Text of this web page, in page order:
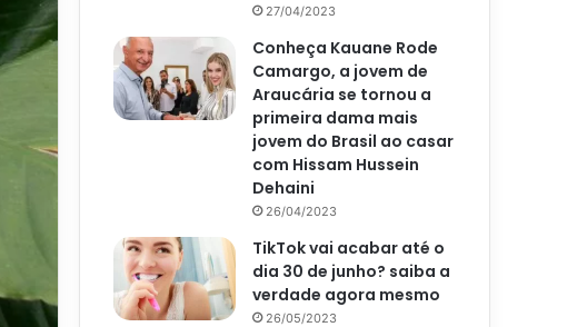
27/04/2023
Conheça Kauane Rode
Camargo, a jovem de
Araucária se tornou a
primeira dama mais
jovem do Brasil ao casar
com Hissam Hussein
Dehaini
26/04/2023
TikTok vai acabar até o
dia 30 de junho? saiba a
verdade agora mesmo
26/05/2023